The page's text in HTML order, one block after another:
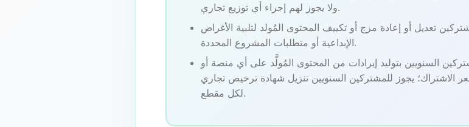
ولا يجوز لهم إجراء أي توزيع تجاري.
تعديل أو إعادة مزج أو تكييف المحتوى المُولد لتلبية الأغراض
الإبداعية أو متطلبات المشروع المحددة.
السنويين بتوليد إيرادات من المحتوى المُولَّد على أي منصة أو
الاشتراك؛ يجوز للمشتركين السنويين تنزيل شهادة ترخيص تجاري
لكل مقطع.